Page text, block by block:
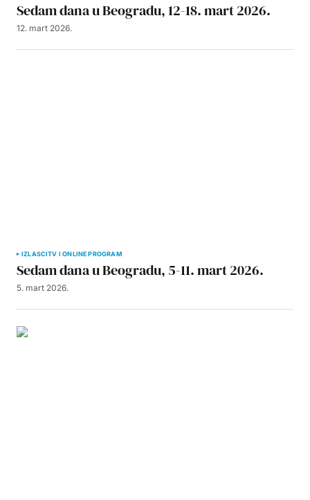
Sedam dana u Beogradu, 12-18. mart 2026.
12. mart 2026.
IZLASCITV I ONLINE PROGRAM
Sedam dana u Beogradu, 5-11. mart 2026.
5. mart 2026.